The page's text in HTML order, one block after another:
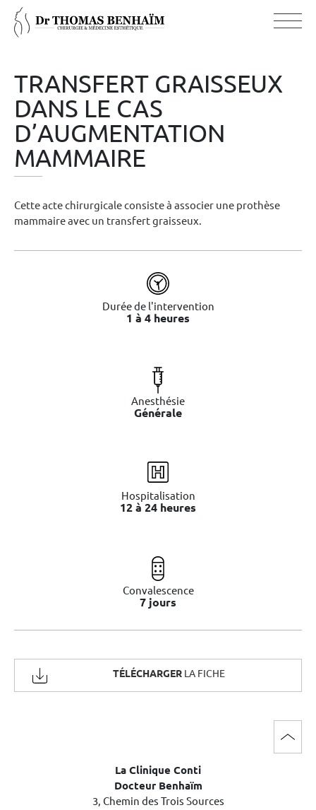
TRANSFERT GRAISSEUX
DANS LE CAS
D’AUGMENTATION
MAMMAIRE
Cette acte chirurgicale consiste à associer une prothèse
mammaire avec un transfert graisseux.
Durée de l'intervention
1 à 4 heures
Anesthésie
Générale
Hospitalisation
12 à 24 heures
Convalescence
7 jours
TÉLÉCHARGERLA FICHE
La Clinique Conti
Docteur Benhaïm
3, Chemin des Trois Sources